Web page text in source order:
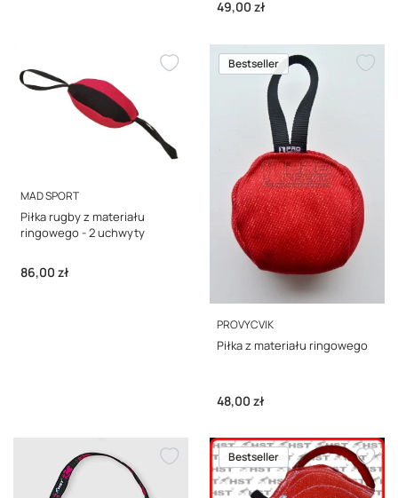
Cena
49,00 zł
PRODUCENT
MAD SPORT
Piłka rugby z materiału
ringowego - 2 uchwyty
Cena
86,00 zł
Bestseller
PRODUCENT
PROVYCVIK
Piłka z materiału ringowego
Cena
48,00 zł
Bestseller